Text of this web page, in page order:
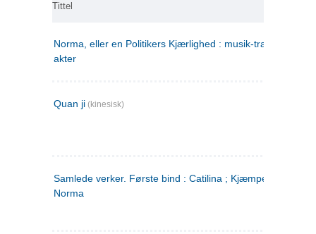
Tittel
Norma, eller en Politikers Kjærlighed : musik-tragedie i tre
akter
Quan ji (kinesisk)
Samlede verker. Første bind : Catilina ; Kjæmpehøien ;
Norma